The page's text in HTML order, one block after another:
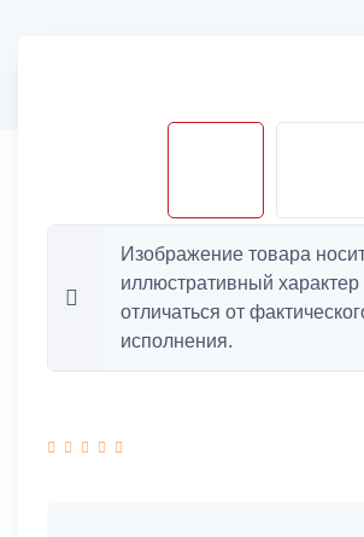
Изображение товара
иллюстративный
отличаться от
исполнения.